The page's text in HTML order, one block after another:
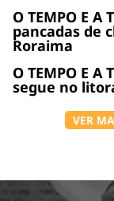
O TEMPO E A
pancadas de
Roraima
O TEMPO E A
segue no
VER